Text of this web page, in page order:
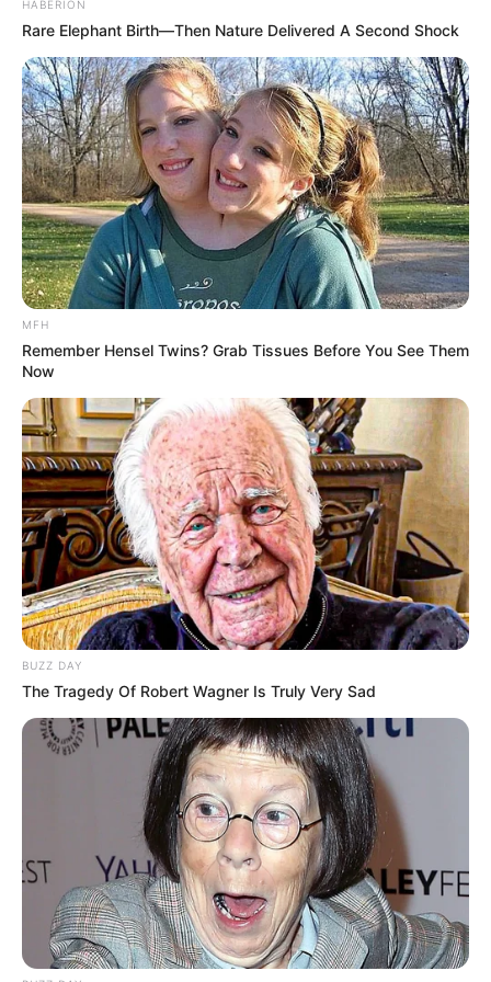
Detail
Judul: Danyang: Mahar Tukar Nyawa
Judul Lain: –
Genre: Horor, Misteri
Negara: Indonesia
Sutradara: Faozan Rizal
Produser: Rofiq Ahari, Abu Rizal Biladina
Penulis Naskah: –
Rumah Produksi: Castle Film Production
Channel TV: –
Jumlah Episode: –
Jadwal Tayang: 7 November 2024
Masa Tayang: –
HABERION
Rare Elephant Birth—Then Nature Delivered A Second Shock
MFH
Remember Hensel Twins? Grab Tissues Before You See Them
Now
BUZZ DAY
The Tragedy Of Robert Wagner Is Truly Very Sad